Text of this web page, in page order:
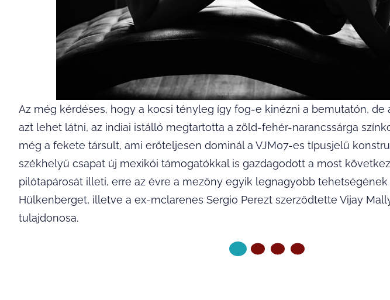
Az még kérdéses, hogy a kocsi tényleg így fog-e kinézni a bemutatón, de
azt lehet látni, az indiai istálló megtartotta a zöld-fehér-narancssárga
még a fekete társult, ami erőteljesen dominál a VJM07-es típusjelű
székhelyű csapat új mexikói támogatókkal is gazdagodott a most
pilótapárosát illeti, erre az évre a mezőny egyik legnagyobb
Hülkenberget, illetve a ex-mclarenes Sergio Perezt szerződtette Vijay
tulajdonosa.